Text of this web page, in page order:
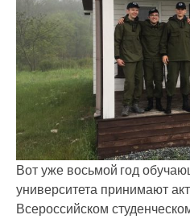
Вот уже восьмой год
университета принимают
Всероссийском